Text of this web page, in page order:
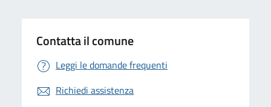
Contatta il comune
Leggi le domande frequenti
Richiedi assistenza